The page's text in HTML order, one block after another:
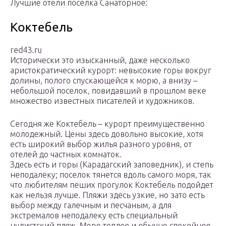
Лучшие отели поселка Санаторное:
Коктебель
red43.ru
Исторически это изысканный, даже несколько
аристократический курорт: невысокие горы вокруг
долины, полого спускающейся к морю, а внизу –
небольшой поселок, повидавший в прошлом веке
множество известных писателей и художников.
Сегодня же Коктебель – курорт преимущественно
молодежный. Цены здесь довольно высокие, хотя
есть широкий выбор жилья разного уровня, от
отелей до частных комнаток.
Здесь есть и горы (Карадагский заповедник), и степь
неподалеку; поселок тянется вдоль самого моря, так
что любителям пеших прогулок Коктебель подойдет
как нельзя лучше. Пляжи здесь узкие, но зато есть
выбор между галечным и песчаным, а для
экстремалов неподалеку есть специальный